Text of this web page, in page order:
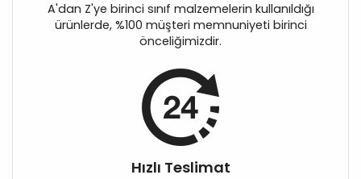
A'dan Z'ye birinci sınıf malzemelerin kullanıldığı
ürünlerde, %100 müşteri memnuniyeti birinci
önceliğimizdir.
Hızlı Teslimat